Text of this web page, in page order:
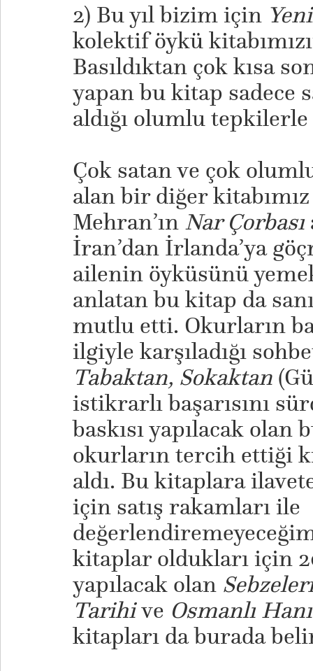
2) Bu yıl bizim için
kolektif öykü
Basıldıktan çok kısa
yapan bu kitap sadece
aldığı olumlu
Çok satan ve çok
alan bir diğer
Mehran’ın Nar Çorbası
İran’dan İrlanda’ya
ailenin öyküsünü
anlatan bu kitap da
mutlu etti. Okurların
ilgiyle karşıladığı
Tabaktan, Sokaktan
istikrarlı başarısını
baskısı yapılacak olan
okurların tercih ettiği
aldı. Bu kitaplara
için satış rakamları ile
kitaplar oldukları için
yapılacak olan
Tarihive Osmanlı
kitapları da burada